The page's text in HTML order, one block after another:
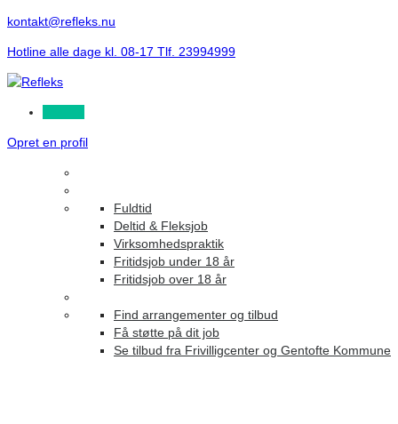
kontakt@refleks.nu
Hotline alle dage kl. 08-17 Tlf. 23994999
Opret en profil
Fuldtid
Deltid & Fleksjob
Virksomhedspraktik
Fritidsjob under 18 år
Fritidsjob over 18 år
Find arrangementer og tilbud
Få støtte på dit job
Se tilbud fra Frivilligcenter og Gentofte Kommune